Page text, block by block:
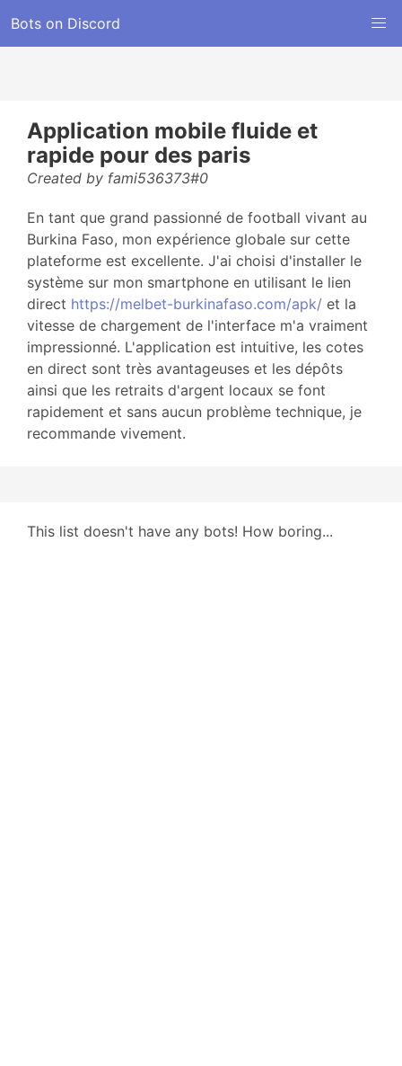
Bots on Discord
Application mobile fluide et
rapide pour des paris
Created by fami536373#0
En tant que grand passionné de football vivant au
Burkina Faso, mon expérience globale sur cette
plateforme est excellente. J'ai choisi d'installer le
système sur mon smartphone en utilisant le lien
direct https://melbet-burkinafaso.com/apk/ et la
vitesse de chargement de l'interface m'a vraiment
impressionné. L'application est intuitive, les cotes
en direct sont très avantageuses et les dépôts
ainsi que les retraits d'argent locaux se font
rapidement et sans aucun problème technique, je
recommande vivement.
This list doesn't have any bots! How boring...